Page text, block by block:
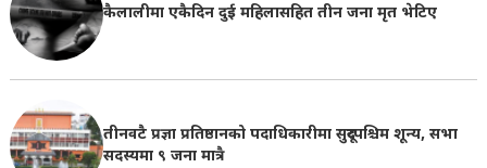
कैलालीमा एकैदिन दुई महिलासहित तीन जना मृत भेटिए
तीनवटै प्रज्ञा प्रतिष्ठानको पदाधिकारीमा सुदूरपश्चिम शून्य, सभा
सदस्यमा ९ जना मात्रै